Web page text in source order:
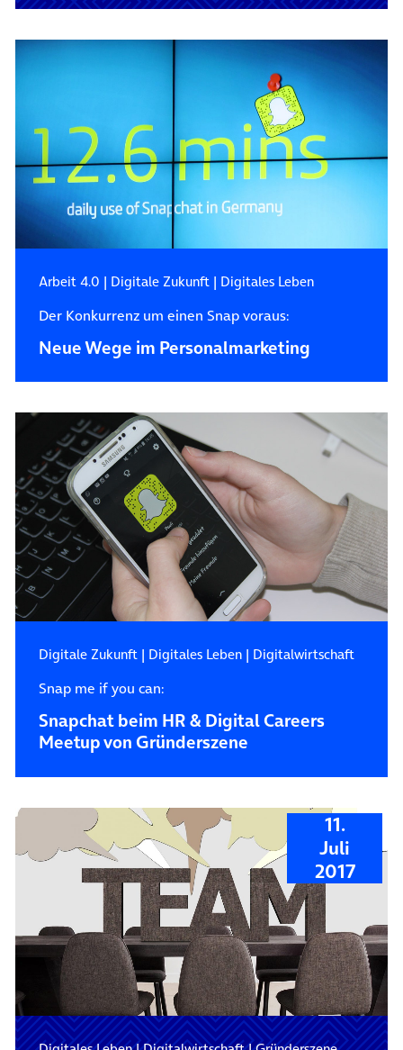
Arbeit 4.0 | Digitale Zukunft| Digitales Leben
Der Konkurrenz um einen Snap voraus:
Neue Wege im Personalmarketing
Digitale Zukunft| Digitales Leben| Digitalwirtschaft
Snap me if you can:
Snapchat beim HR & Digital Careers
Meetup von Gründerszene
11.
Juli
2017